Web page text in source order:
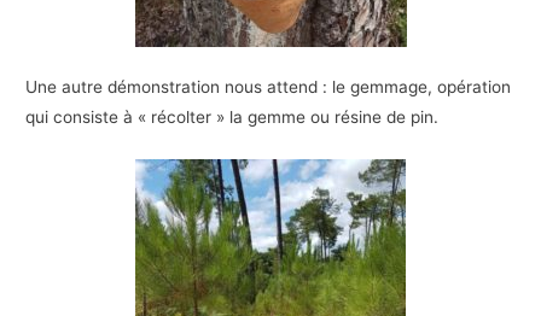
Une autre démonstration nous attend : le gemmage, opération
qui consiste à « récolter » la gemme ou résine de pin.